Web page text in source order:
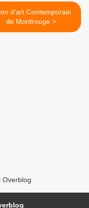
d'art Contemporain
de Montrouge >
Overblog